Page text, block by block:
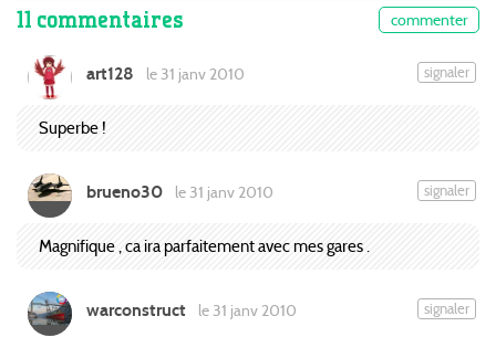
11 commentaires commenter
art128 le 31 janv 2010 signaler
Superbe !
brueno30 le 31 janv 2010 signaler
Magnifique , ca ira parfaitement avec mes gares .
warconstruct le 31 janv 2010 signaler